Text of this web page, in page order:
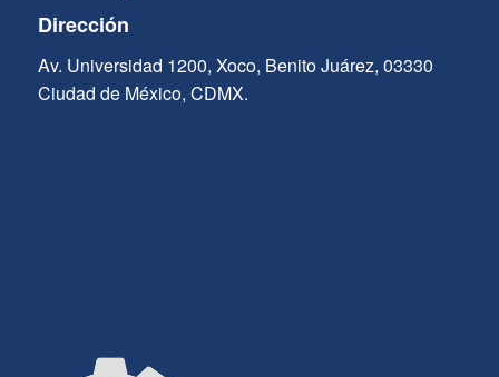
Dirección
Av. Universidad 1200, Xoco, Benito Juárez, 03330
Ciudad de México, CDMX.